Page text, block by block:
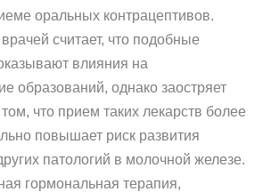
оральных контрацептивов.
считает, что подобные
влияния на
образований, однако заостряет
что прием таких лекарств более
повышает риск развития
патологий в молочной железе.
гормональная терапия,